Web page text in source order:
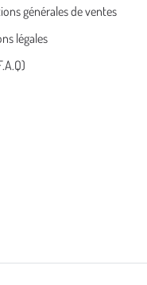
générales de ventes
légales